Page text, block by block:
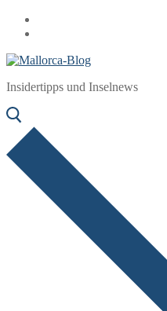
Zum
Inhalt
Menü
Schließen
Insidertipps und Inselnews